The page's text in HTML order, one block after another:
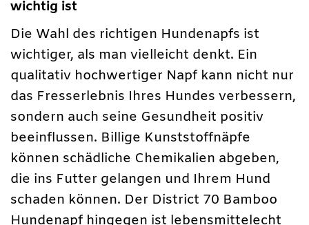
wichtig ist
Die Wahl des richtigen Hundenapfs ist
wichtiger, als man vielleicht denkt. Ein
qualitativ hochwertiger Napf kann nicht nur
das Fresserlebnis Ihres Hundes verbessern,
sondern auch seine Gesundheit positiv
beeinflussen. Billige Kunststoffnäpfe
können schädliche Chemikalien abgeben,
die ins Futter gelangen und Ihrem Hund
schaden können. Der District 70 Bamboo
Hundenapf hingegen ist lebensmittelecht